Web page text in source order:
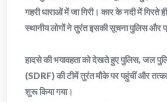
गहरी धाराओं में जा गिरी। कार के नदी में गिरते
स्थानीय लोगों ने तुरंत इसकी सूचना पुलिस और
​हादसे की भयावहता को देखते हुए पुलिस, जल
(SDRF) की टीमें तुरंत मौके पर पहुंचीं और
शुरू किया गया।